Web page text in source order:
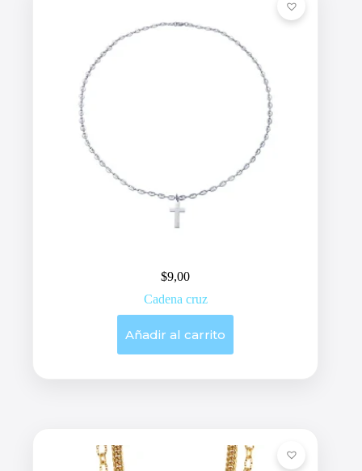
$9,00
Cadena cruz
Añadir al carrito